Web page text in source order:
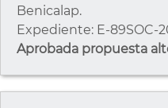
Benicalap.
Expediente: E-89SOC-
Aprobada propuesta